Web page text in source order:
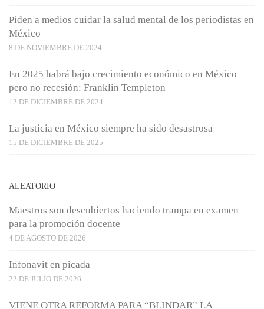
Piden a medios cuidar la salud mental de los periodistas en
México
8 DE NOVIEMBRE DE 2024
En 2025 habrá bajo crecimiento económico en México
pero no recesión: Franklin Templeton
12 DE DICIEMBRE DE 2024
La justicia en México siempre ha sido desastrosa
15 DE DICIEMBRE DE 2025
ALEATORIO
Maestros son descubiertos haciendo trampa en examen
para la promoción docente
4 DE AGOSTO DE 2026
Infonavit en picada
22 DE JULIO DE 2026
VIENE OTRA REFORMA PARA “BLINDAR” LA